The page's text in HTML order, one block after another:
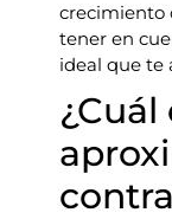
crecimiento
tener en
ideal que te
¿Cuál